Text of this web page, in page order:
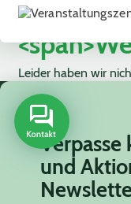
Leider haben wir
Verpasse
und